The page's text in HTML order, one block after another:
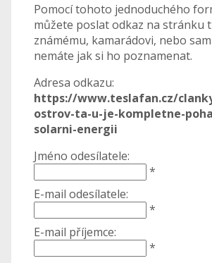
Pomocí tohoto jednoduchého
můžete poslat odkaz na stránku
známému, kamarádovi, nebo
nemáte jak si ho poznamenat.
Adresa odkazu:
https://www.teslafan.cz/
ostrov-ta-u-je-kompletne-
solarni-energii
Jméno odesílatele:
*
E-mail odesílatele:
*
E-mail příjemce:
*